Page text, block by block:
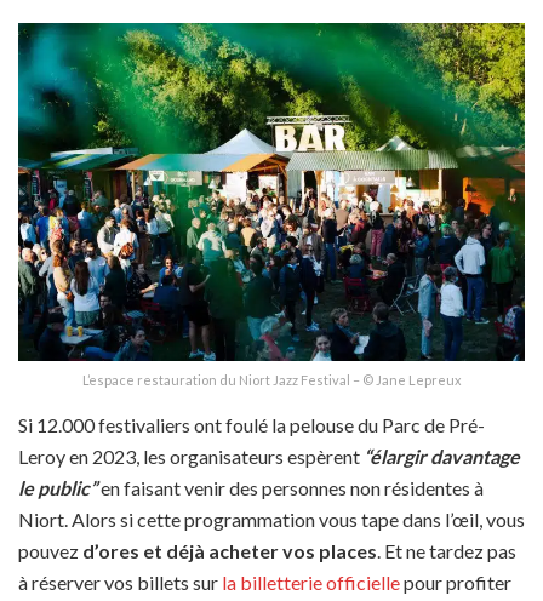
L’espace restauration du Niort Jazz Festival – © Jane Lepreux
Si 12.000 festivaliers ont foulé la pelouse du Parc de Pré-
Leroy en 2023, les organisateurs espèrent “élargir davantage
le public”en faisant venir des personnes non résidentes à
Niort. Alors si cette programmation vous tape dans l’œil, vous
pouvez d’ores et déjà acheter vos places. Et ne tardez pas
à réserver vos billets sur la billetterie officiellepour profiter